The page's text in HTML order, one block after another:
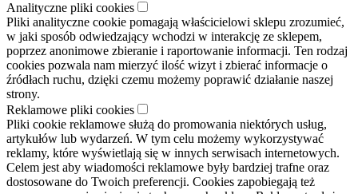
Analityczne pliki cookies
Pliki analityczne cookie pomagają właścicielowi sklepu zrozumieć,
w jaki sposób odwiedzający wchodzi w interakcję ze sklepem,
poprzez anonimowe zbieranie i raportowanie informacji. Ten rodzaj
cookies pozwala nam mierzyć ilość wizyt i zbierać informacje o
źródłach ruchu, dzięki czemu możemy poprawić działanie naszej
strony.
Reklamowe pliki cookies
Pliki cookie reklamowe służą do promowania niektórych usług,
artykułów lub wydarzeń. W tym celu możemy wykorzystywać
reklamy, które wyświetlają się w innych serwisach internetowych.
Celem jest aby wiadomości reklamowe były bardziej trafne oraz
dostosowane do Twoich preferencji. Cookies zapobiegają też